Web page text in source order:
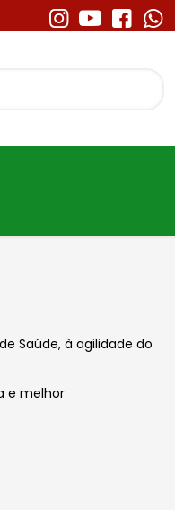
de Saúde, à agilidade do
e melhor